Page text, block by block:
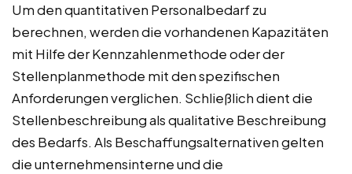
Um den quantitativen Personalbedarf zu
berechnen, werden die vorhandenen Kapazitäten
mit Hilfe der Kennzahlenmethode oder der
Stellenplanmethode mit den spezifischen
Anforderungen verglichen. Schließlich dient die
Stellenbeschreibung als qualitative Beschreibung
des Bedarfs. Als Beschaffungsalternativen gelten
die unternehmensinterne und die